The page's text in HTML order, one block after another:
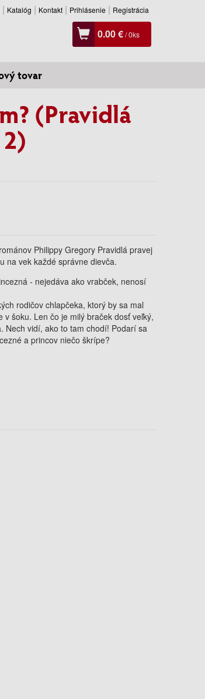
Katalóg Kontakt Prihlásenie Registrácia
0.00 €/0ks
tovar
(Pravidlá
Philippy Gregory Pravidlá pravej
na vek každé správne dievča.
- nejedáva ako vrabček, nenosí
rodičov chlapčeka, ktorý by sa mal
šoku. Len čo je milý braček dosť veľký,
Nech vidí, ako to tam chodí! Podarí sa
a princov niečo škrípe?